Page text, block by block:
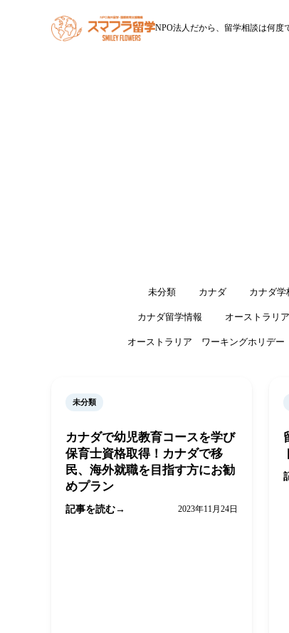
NPO法人だから、留学相談は何度
未分類 カナダ カナダ学
カナダ留学情報 オーストラリア
オーストラリア ワーキングホリデー
未分類
カナダで幼児教育コースを学び
保育士資格取得！カナダで移
民、海外就職を目指す方にお勧
めプラン
記事を読む 2023年11月24日